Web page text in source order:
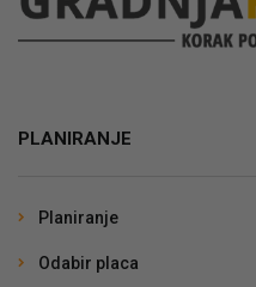
PLANIRANJE
Planiranje
Odabir placa